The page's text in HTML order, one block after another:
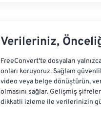
Verileriniz,
FreeConvert'te dosyaları
onları koruyoruz. Sağlam
video veya belge dönüştürün,
olmasını sağlar. Gelişmiş
dikkatli izleme ile verilerinizin